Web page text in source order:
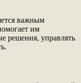
важным
им
решения, управлять